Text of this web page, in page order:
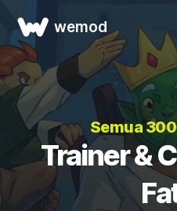
wemod
Semua
Trainer &